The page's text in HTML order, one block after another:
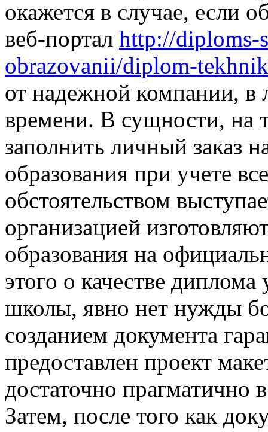
окажется в случае, если
веб-портал http://diploms-
obrazovanii/diplom-
от надежной компании,
времени. В сущности, на
заполнить личный заказ
образования при учете
обстоятельством
организацией
образования на
этого о качестве диплома
школы, явно нет нужды
созданием документа
предоставлен проект
достаточно
Затем, после того как